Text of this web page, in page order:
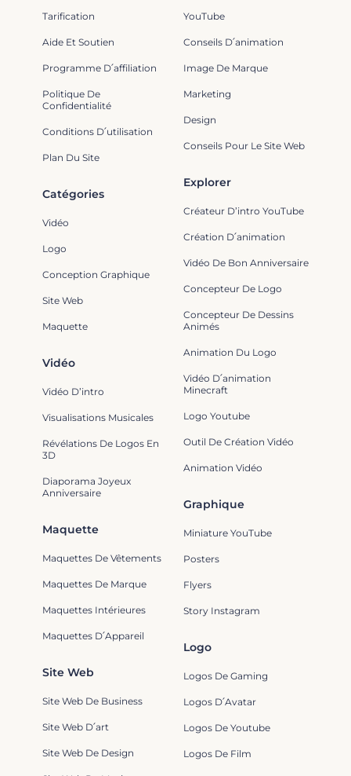
Tarification
Aide Et Soutien
Programme D՛affiliation
Politique De
Confidentialité
Conditions D՛utilisation
Plan Du Site
Maquette
Maquettes De Vêtements
Maquettes De Marque
Maquettes Intérieures
Maquettes D՛Appareil
YouTube
Conseils D՛animation
Image De Marque
Marketing
Design
Conseils Pour Le Site Web
Graphique
Miniature YouTube
Posters
Flyers
Story Instagram
Catégories
Vidéo
Logo
Conception Graphique
Site Web
Maquette
Logo
Logos De Gaming
Logos D՛Avatar
Logos De Youtube
Logos De Film
Explorer
Créateur D’intro YouTube
Création D՛animation
Vidéo De Bon Anniversaire
Concepteur De Logo
Concepteur De Dessins
Animés
Animation Du Logo
Vidéo D՛animation
Minecraft
Logo Youtube
Outil De Création Vidéo
Animation Vidéo
Vidéo
Vidéo D’intro
Visualisations Musicales
Révélations De Logos En
3D
Diaporama Joyeux
Anniversaire
Site Web
Site Web De Business
Site Web D՛art
Site Web De Design